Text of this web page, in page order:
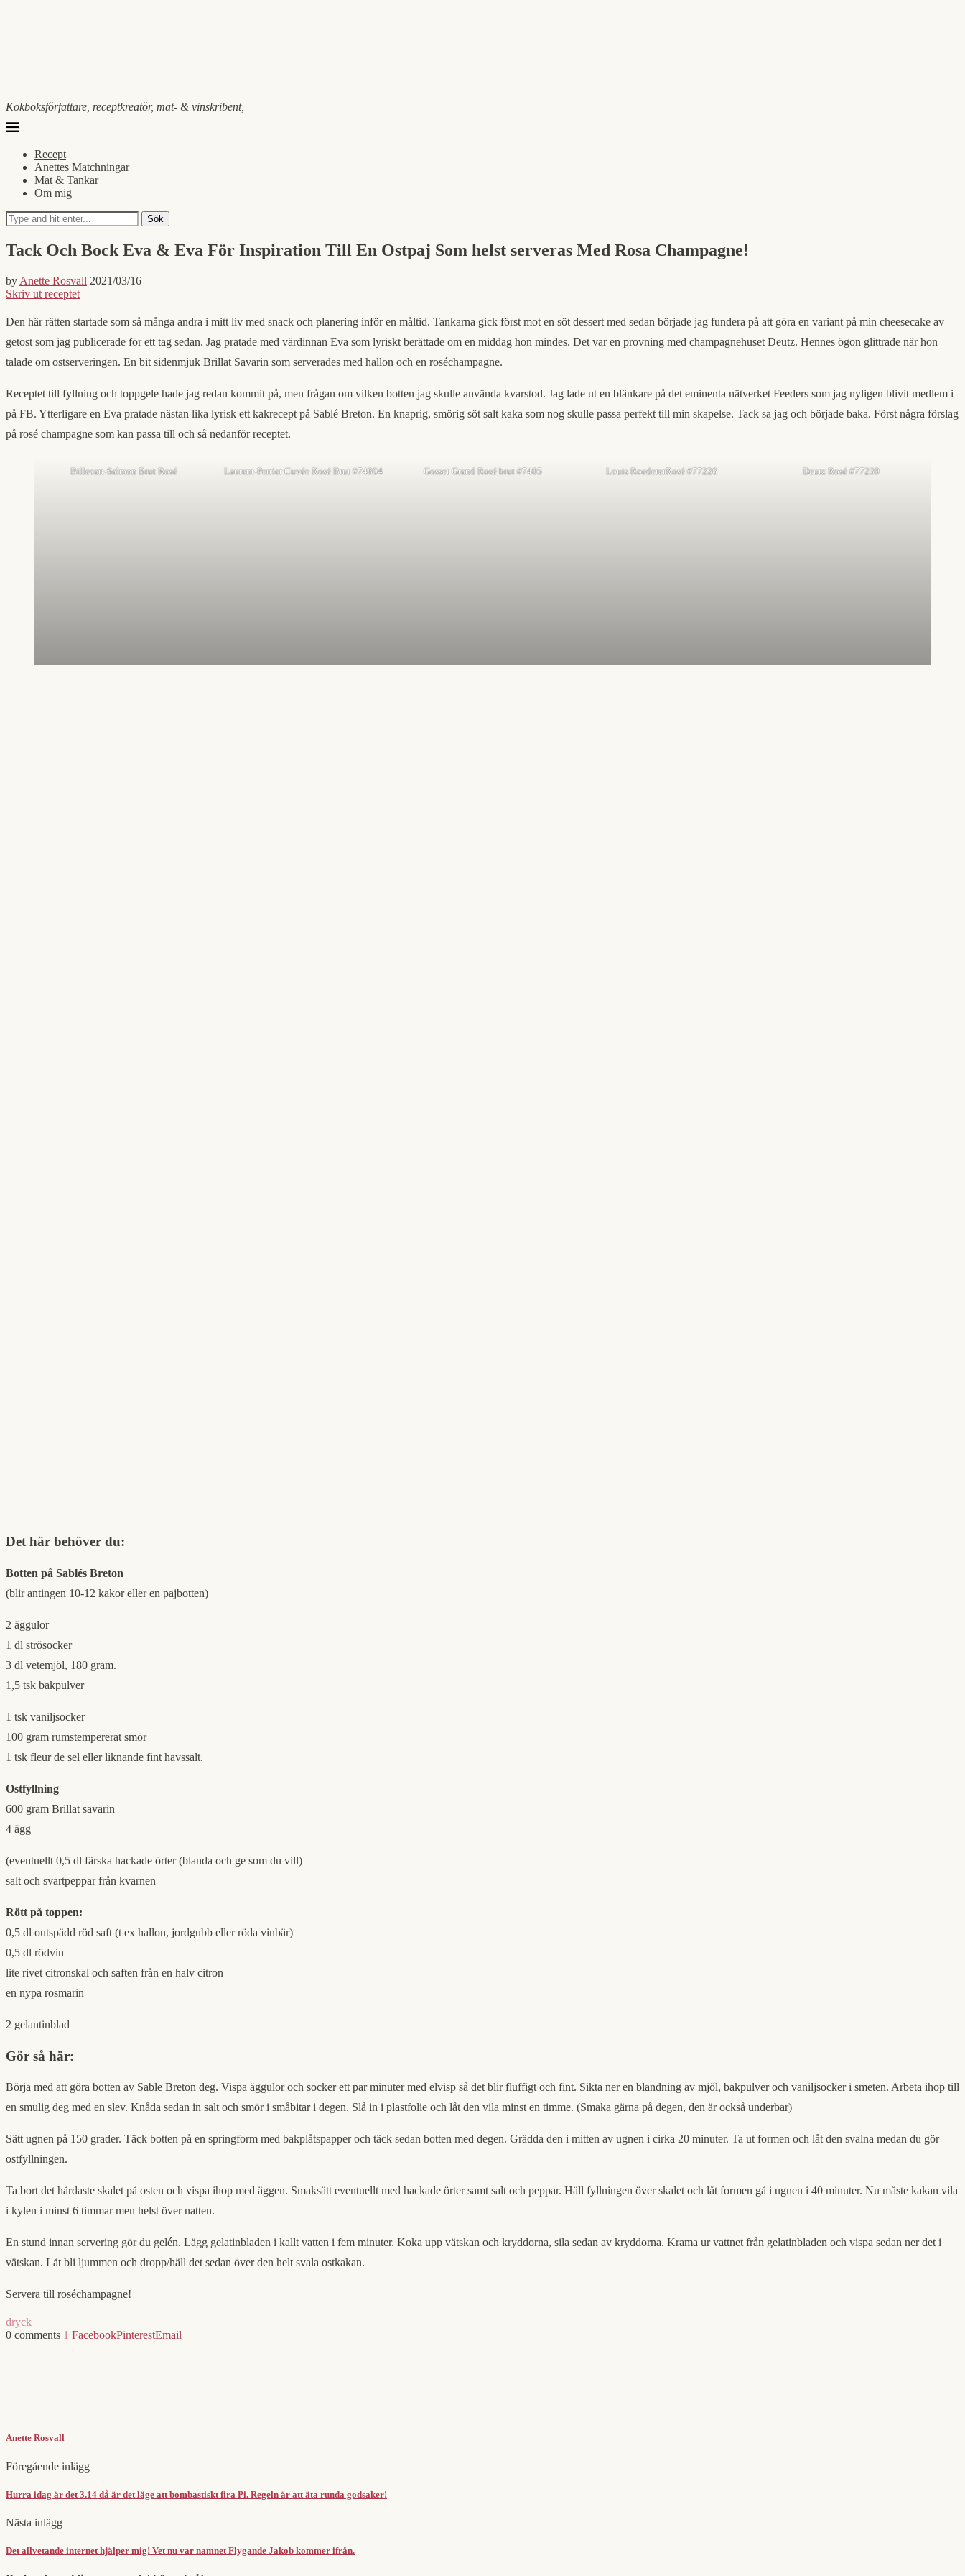
Kokboksförfattare, receptkreatör, mat- & vinskribent,
Recept
Anettes Matchningar
Mat & Tankar
Om mig
Sök
Tack Och Bock Eva & Eva För Inspiration Till En Ostpaj Som helst serveras Med Rosa Champagne!
by Anette Rosvall 2021/03/16
Skriv ut receptet
Den här rätten startade som så många andra i mitt liv med snack och planering inför en måltid. Tankarna gick först mot en söt dessert med sedan började jag fundera på att göra en variant på min cheesecake av
getost som jag publicerade för ett tag sedan. Jag pratade med värdinnan Eva som lyriskt berättade om en middag hon mindes. Det var en provning med champagnehuset Deutz. Hennes ögon glittrade när hon
talade om ostserveringen. En bit sidenmjuk Brillat Savarin som serverades med hallon och en roséchampagne.
Receptet till fyllning och toppgele hade jag redan kommit på, men frågan om vilken botten jag skulle använda kvarstod. Jag lade ut en blänkare på det eminenta nätverket Feeders som jag nyligen blivit medlem i
på FB. Ytterligare en Eva pratade nästan lika lyrisk ett kakrecept på Sablé Breton. En knaprig, smörig söt salt kaka som nog skulle passa perfekt till min skapelse. Tack sa jag och började baka. Först några förslag
på rosé champagne som kan passa till och så nedanför receptet.
Billecart-Salmon Brut Rosé Laurent-Perrier Cuvée Rosé Brut #74804 Gosset Grand Rosé brut #7405 Louis RoedererRosé #77226 Deutz Rosé #77239
Det här behöver du:
Botten på Sablés Breton
(blir antingen 10-12 kakor eller en pajbotten)
2 äggulor
1 dl strösocker
3 dl vetemjöl, 180 gram.
1,5 tsk bakpulver
1 tsk vaniljsocker
100 gram rumstempererat smör
1 tsk fleur de sel eller liknande fint havssalt.
Ostfyllning
600 gram Brillat savarin
4 ägg
(eventuellt 0,5 dl färska hackade örter (blanda och ge som du vill)
salt och svartpeppar från kvarnen
Rött på toppen:
0,5 dl outspädd röd saft (t ex hallon, jordgubb eller röda vinbär)
0,5 dl rödvin
lite rivet citronskal och saften från en halv citron
en nypa rosmarin
2 gelantinblad
Gör så här:
Börja med att göra botten av Sable Breton deg. Vispa äggulor och socker ett par minuter med elvisp så det blir fluffigt och fint. Sikta ner en blandning av mjöl, bakpulver och vaniljsocker i smeten. Arbeta ihop till
en smulig deg med en slev. Knåda sedan in salt och smör i småbitar i degen. Slå in i plastfolie och låt den vila minst en timme. (Smaka gärna på degen, den är också underbar)
Sätt ugnen på 150 grader. Täck botten på en springform med bakplåtspapper och täck sedan botten med degen. Grädda den i mitten av ugnen i cirka 20 minuter. Ta ut formen och låt den svalna medan du gör
ostfyllningen.
Ta bort det hårdaste skalet på osten och vispa ihop med äggen. Smaksätt eventuellt med hackade örter samt salt och peppar. Häll fyllningen över skalet och låt formen gå i ugnen i 40 minuter. Nu måste kakan vila
i kylen i minst 6 timmar men helst över natten.
En stund innan servering gör du gelén. Lägg gelatinbladen i kallt vatten i fem minuter. Koka upp vätskan och kryddorna, sila sedan av kryddorna. Krama ur vattnet från gelatinbladen och vispa sedan ner det i
vätskan. Låt bli ljummen och dropp/häll det sedan över den helt svala ostkakan.
Servera till roséchampagne!
dryck
0 comments 1 FacebookPinterestEmail
Anette Rosvall
Föregående inlägg
Hurra idag är det 3.14 då är det läge att bombastiskt fira Pi. Regeln är att äta runda godsaker!
Nästa inlägg
Det allvetande internet hjälper mig! Vet nu var namnet Flygande Jakob kommer ifrån.